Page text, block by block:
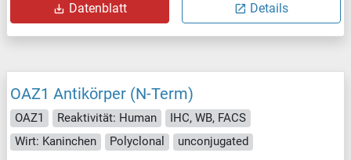
Datenblatt Details
OAZ1 Antikörper (N-Term)
OAZ1 Reaktivität: Human
IHC, WB, FACS
Wirt: Kaninchen
Polyclonal unconjugated